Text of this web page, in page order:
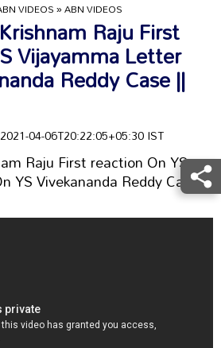
VIDEOS»ABN VIDEOS
Raju First
Vijayamma Letter
Reddy Case ||
04-06T20:22:05+05:30 IST
Raju First reaction On YS
YS Vivekananda Reddy Case ||